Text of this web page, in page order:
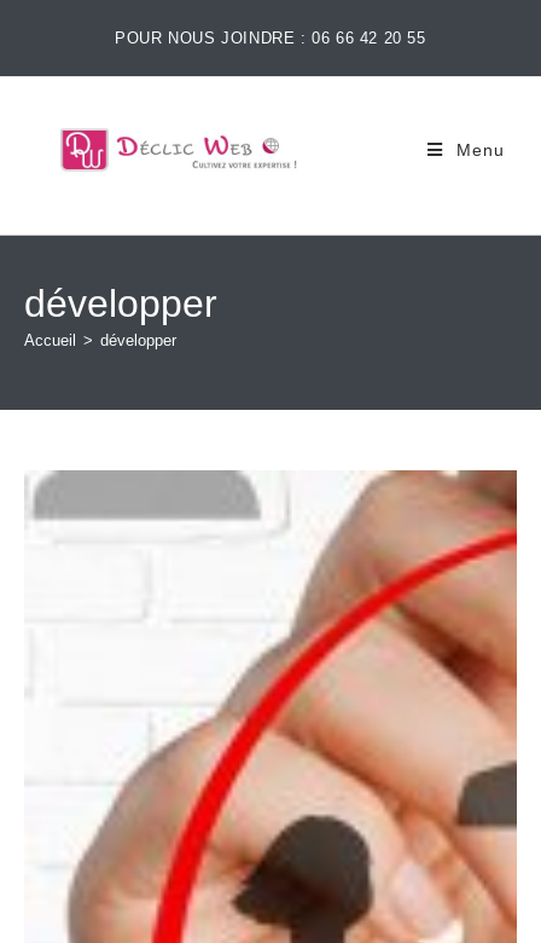
POUR NOUS JOINDRE : 06 66 42 20 55
Menu
développer
Accueil > développer